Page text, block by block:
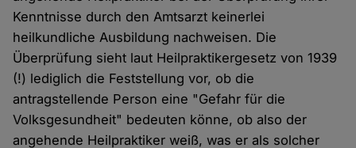
Kenntnisse durch den Amtsarzt keinerlei
heilkundliche Ausbildung nachweisen. Die
Überprüfung sieht laut Heilpraktikergesetz von 1939
(!) lediglich die Feststellung vor, ob die
antragstellende Person eine "Gefahr für die
Volksgesundheit" bedeuten könne, ob also der
angehende Heilpraktiker weiß, was er als solcher